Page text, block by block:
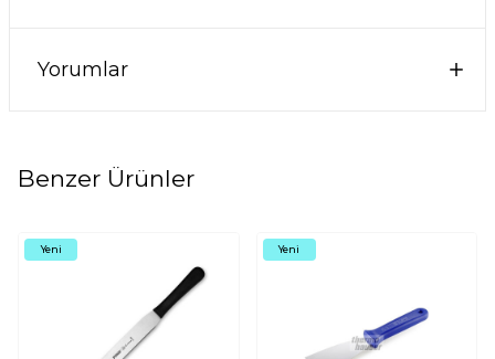
Yorumlar
Benzer Ürünler
Yeni Yeni